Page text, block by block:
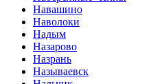
Навашино
Наволоки
Надым
Назарово
Назрань
Называевск